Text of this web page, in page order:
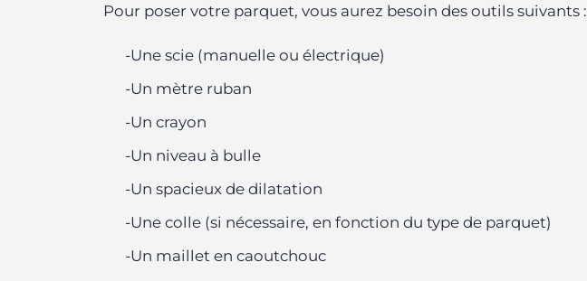
Pour poser votre parquet, vous aurez besoin des outils suivants :
-Une scie (manuelle ou électrique)
-Un mètre ruban
-Un crayon
-Un niveau à bulle
-Un spacieux de dilatation
-Une colle (si nécessaire, en fonction du type de parquet)
-Un maillet en caoutchouc